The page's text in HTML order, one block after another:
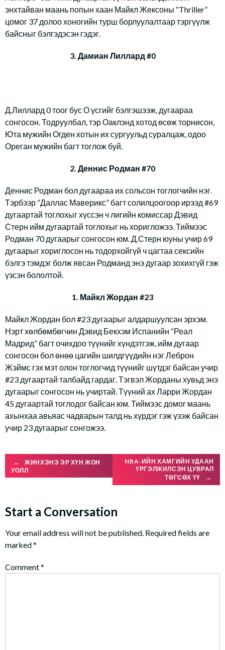
энхтайван маань попын хаан Майкл Жексоны “Thriller”
цомог 37 долоо хоногийн турш борлуулалтаар тэргүүлж
байсныг бэлгэдэсэн гэдэг.
3. Дамиан Лиллард #0
Д.Лиллард 0 тоог бус О үсгийг бэлгэшээж, дугаараа
сонгосон. Тодруулбал, тэр Оаклэнд хотод өсөж торнисон,
Юта мужийн Огден хотын их сургуульд суралцаж, одоо
Ореган мужийн багт тоглож буй.
2. Деннис Родман #70
Деннис Родман бол дугаараа их сольсон тоглогчийн нэг.
Тэрбээр “Даллас Маверикс” багт солилцоогоор ирээд #69
дугаартай тоглохыг хүссэн ч лигийн комиссар Дэвид
Стерн ийм дугаартай тоглохыг нь хоригложээ. Тиймээс
Родман 70 дугаарыг сонгосон юм. Д.Стерн юуны учир 69
дугаарыг хориглосон нь тодорхойгүй ч цагтаа сексийн
бэлгэ тэмдэг болж явсан Родманд энэ дугаар зохихгүй гэж
үзсэн бололтой.
1. Майкл Жордан #23
Майкл Жордан бол #23 дугаарыг алдаршуулсан эрхэм.
Нэрт хөлбөмбөгчин Дэвид Бекхэм Испанийн “Реал
Мадрид” багт очихдоо түүнийг хүндэтгэж, ийм дугаар
сонгосон бол өнөө цагийн шилдгүүдийн нэг Леброн
Жэймс гэх мэт олон тоглогчид түүнийг шүтдэг байсан учир
#23 дугаартай талбайд гардаг. Тэгвэл Жорданы хувьд энэ
дугаарыг сонгосон нь учиртай. Түүний ах Ларри Жордан
45 дугаартай тоглодог байсан юм. Тиймээс домог маань
ахынхаа авьяас чадварын талд нь хүрдэг гэж үзэж байсан
учир 23 дугаарыг сонгожээ.
Post
←
ЖИНХЭНЭ ЭР ХҮН ЖОН
УОЛЛ
NBA-ИЙН ХАМГИЙН УДААН
ҮРГЭЛЖИЛСЭН ЦУВРАЛ
ТӨГСӨХ ҮҮ
→
Start a Conversation
Your email address will not be published. Required fields are
marked*
Comment*